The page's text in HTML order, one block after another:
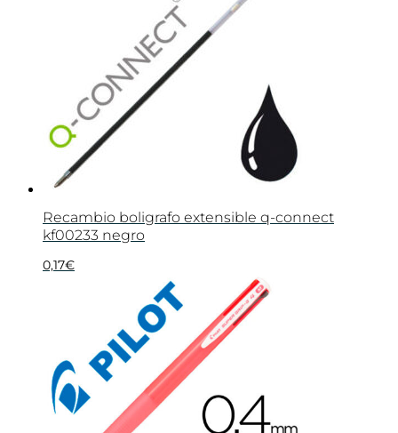
Recambio boligrafo extensible q-connect
kf00233 negro
0,17€